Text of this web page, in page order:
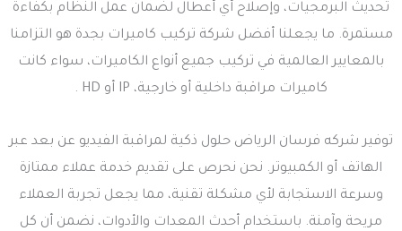
تحديث البرمجيات، وإصلاح أي أعطال لضمان عمل النظام بكفاءة
مستمرة. ما يجعلنا أفضل شركة تركيب كاميرات بجدة هو التزامنا
بالمعايير العالمية في تركيب جميع أنواع الكاميرات، سواء كانت
كاميرات مراقبة داخلية أو خارجية، IP أو HD .
توفير شركه فرسان الرياض حلول ذكية لمراقبة الفيديو عن بعد عبر
الهاتف أو الكمبيوتر. نحن نحرص على تقديم خدمة عملاء ممتازة
وسرعة الاستجابة لأي مشكلة تقنية، مما يجعل تجربة العملاء
مريحة وآمنة. باستخدام أحدث المعدات والأدوات، نضمن أن كل